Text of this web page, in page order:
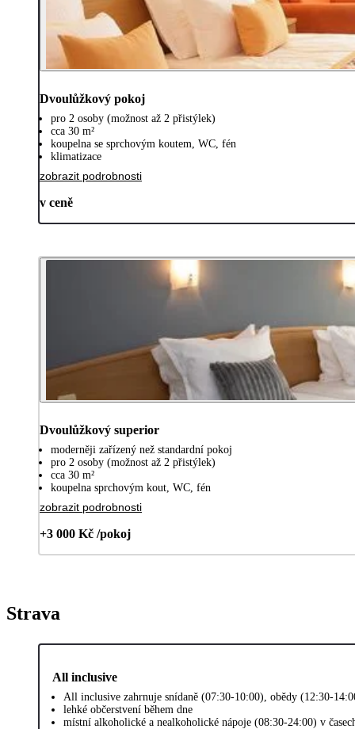
Dvoulůžkový pokoj
pro 2 osoby (možnost až 2 přistýlek)
cca 30 m²
koupelna se sprchovým koutem, WC, fén
klimatizace
zobrazit podrobnosti
v ceně
Dvoulůžkový superior
moderněji zařízený než standardní pokoj
pro 2 osoby (možnost až 2 přistýlek)
cca 30 m²
koupelna sprchovým kout, WC, fén
zobrazit podrobnosti
+3 000 Kč /pokoj
Strava
All inclusive
All inclusive zahrnuje snídaně (07:30-10:00), obědy (12:30-
lehké občerstvení během dne
místní alkoholické a nealkoholické nápoje (08:30-24:00) v